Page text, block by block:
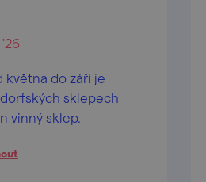
května do září je
sklepech
vinný sklep.